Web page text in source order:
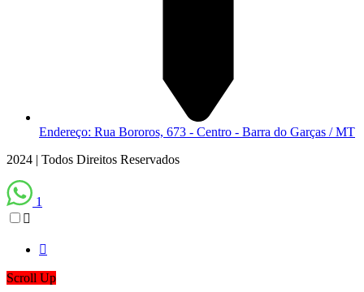
Endereço: Rua Bororos, 673 - Centro - Barra do Garças / MT
2024 | Todos Direitos Reservados
1
Scroll Up